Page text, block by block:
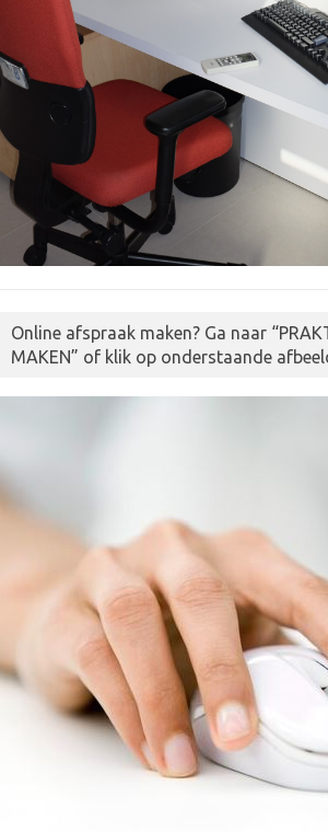
Online afspraak maken? Ga naar
MAKEN” of klik op onderstaande